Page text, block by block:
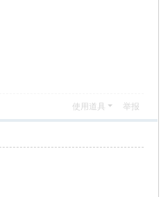
使用道具 举报